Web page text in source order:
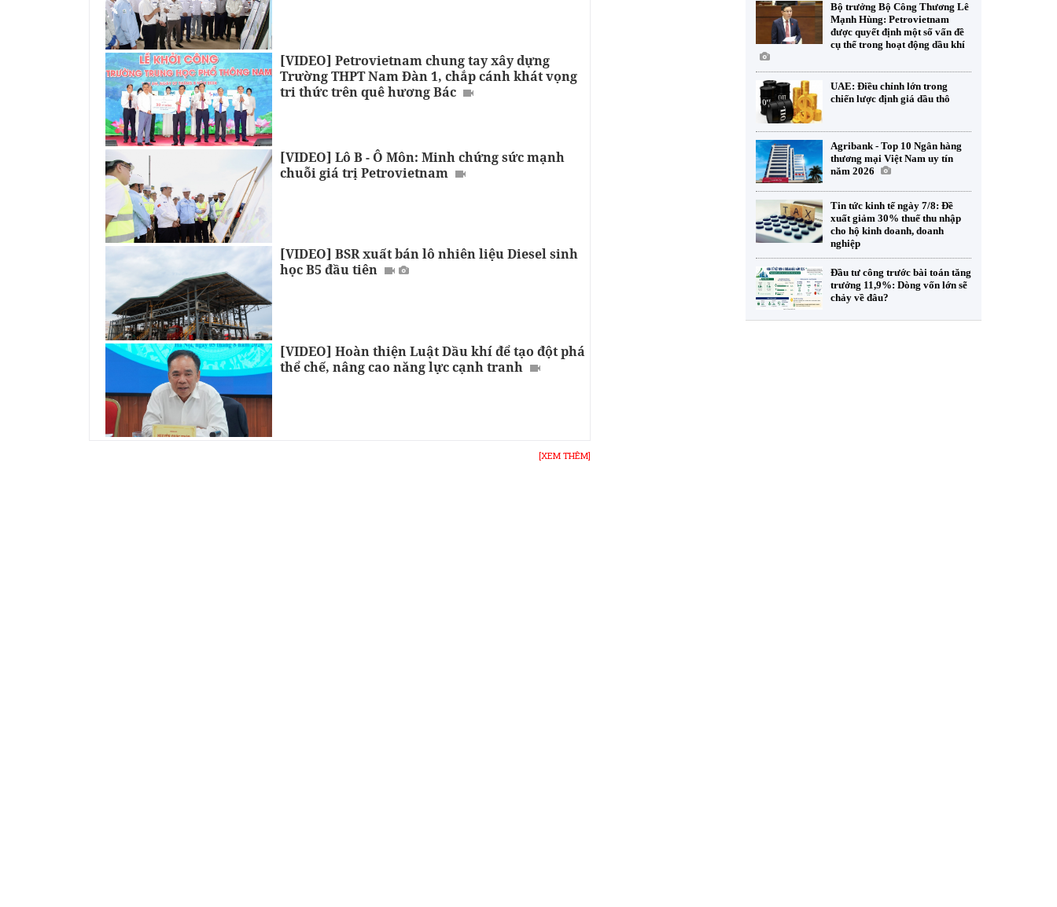
[VIDEO] Petrovietnam chung tay xây dựng
Trường THPT Nam Đàn 1, chắp cánh khát vọng
tri thức trên quê hương Bác
[VIDEO] Lô B - Ô Môn: Minh chứng sức mạnh
chuỗi giá trị Petrovietnam
[VIDEO] BSR xuất bán lô nhiên liệu Diesel sinh
học B5 đầu tiên
[VIDEO] Hoàn thiện Luật Dầu khí để tạo đột phá
thể chế, nâng cao năng lực cạnh tranh
[XEM THÊM]
Bộ trưởng Bộ Công Thương Lê
Mạnh Hùng: Petrovietnam
được quyết định một số vấn đề
cụ thể trong hoạt động dầu khí
UAE: Điều chỉnh lớn trong
chiến lược định giá dầu thô
Agribank - Top 10 Ngân hàng
thương mại Việt Nam uy tín
năm 2026
Tin tức kinh tế ngày 7/8: Đề
xuất giảm 30% thuế thu nhập
cho hộ kinh doanh, doanh
nghiệp
Đầu tư công trước bài toán tăng
trưởng 11,9%: Dòng vốn lớn sẽ
chảy về đâu?